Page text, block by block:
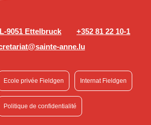
9051 Ettelbruck
+352 81 22 10-1
anne.lu
Ecole privée Fieldgen Internat Fieldgen
Politique de confidentialité